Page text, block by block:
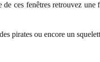
ces fenêtres retrouvez
pirates ou encore un